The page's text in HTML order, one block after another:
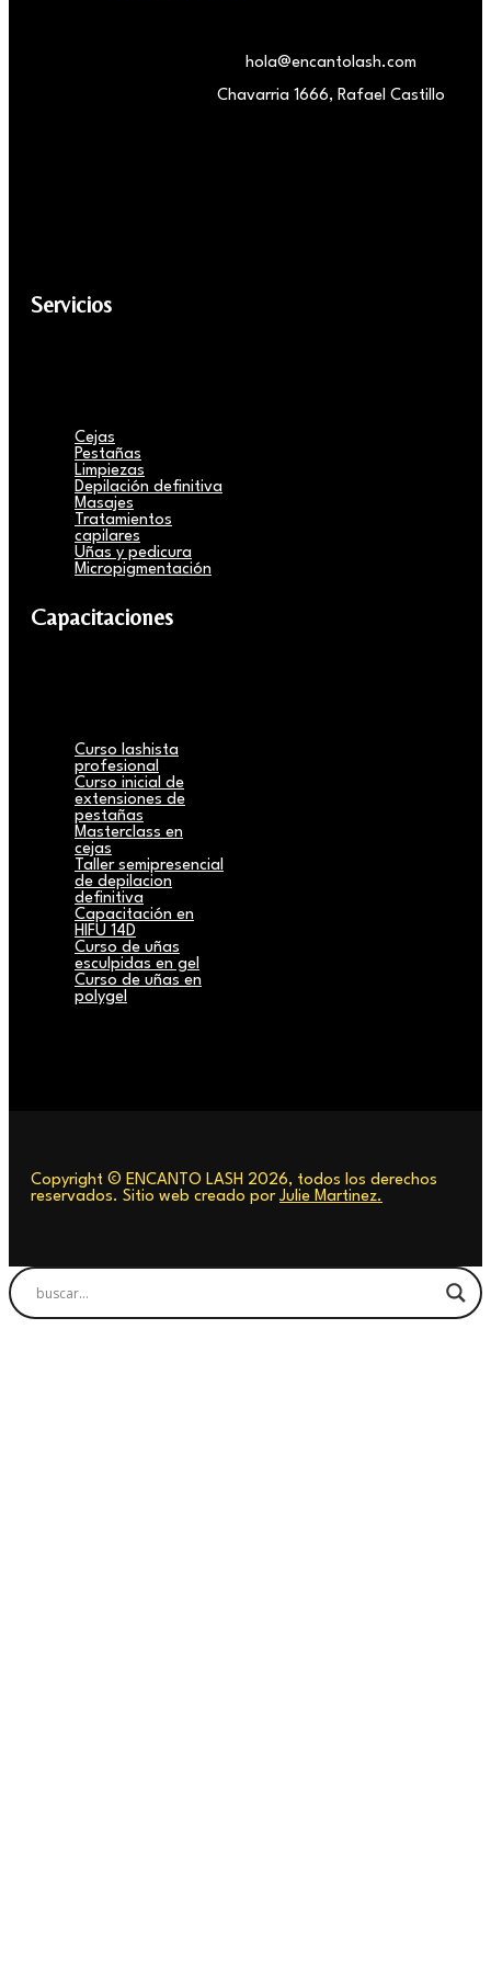
hola@encantolash.com
Chavarria 1666, Rafael Castillo
Servicios
Cejas
Pestañas
Limpiezas
Depilación definitiva
Masajes
Tratamientos
capilares
Uñas y pedicura
Micropigmentación
Capacitaciones
Curso lashista
profesional
Curso inicial de
extensiones de
pestañas
Masterclass en
cejas
Taller semipresencial
de depilacion
definitiva
Capacitación en
HIFU 14D
Curso de uñas
esculpidas en gel
Curso de uñas en
polygel
Copyright © ENCANTO LASH 2026, todos los derechos
reservados. Sitio web creado por Julie Martinez.